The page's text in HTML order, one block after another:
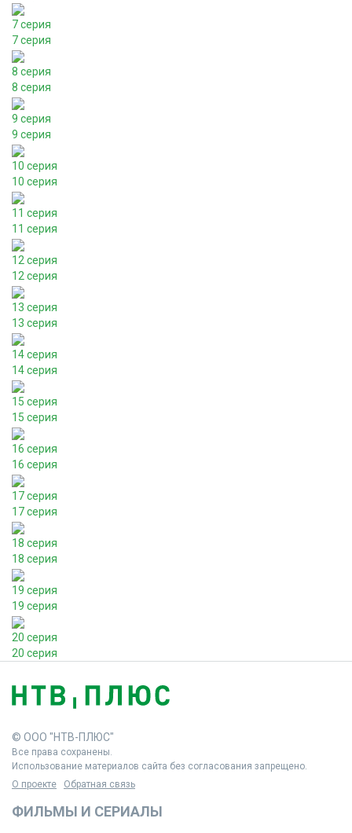
7 серия
7 серия
8 серия
8 серия
9 серия
9 серия
10 серия
10 серия
11 серия
11 серия
12 серия
12 серия
13 серия
13 серия
14 серия
14 серия
15 серия
15 серия
16 серия
16 серия
17 серия
17 серия
18 серия
18 серия
19 серия
19 серия
20 серия
20 серия
© ООО "НТВ-ПЛЮС"
Все права сохранены.
Использование материалов сайта без согласования запрещено.
О проекте
Обратная связь
ФИЛЬМЫ И СЕРИАЛЫ